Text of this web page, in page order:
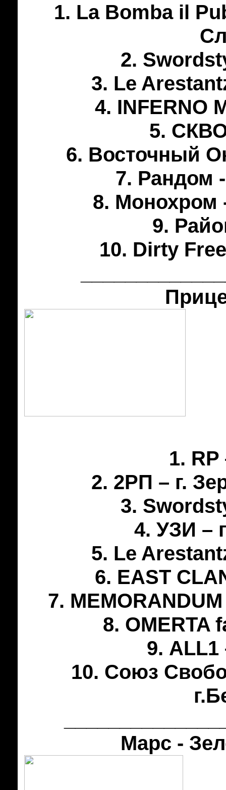
1. La Bomba il
2.
3. Le
4. INFERNO
5.
6. Восточный
7. Рандом
8. Монохром
9.
10. Dirty
1. RP
2. 2РП – г.
3.
4. УЗИ –
5. Le
6. EAST
7.
8. OMERTA
9. ALL1
10. Союз
Марс -